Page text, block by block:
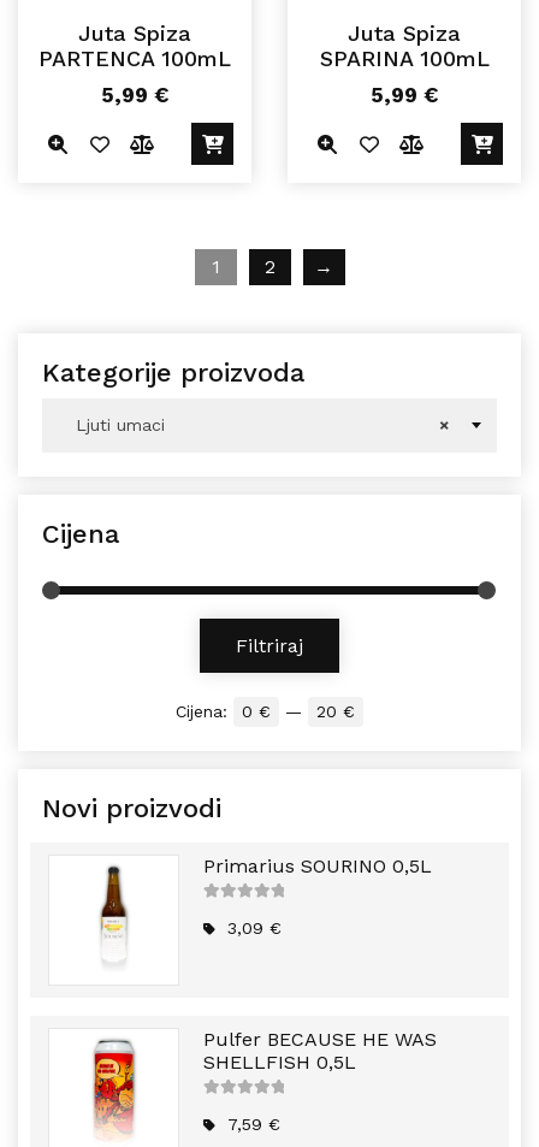
Juta Spiza
PARTENCA 100mL
5,99 €
Juta Spiza
SPARINA 100mL
5,99 €
1 2 →
Kategorije proizvoda
×
Ljuti umaci
Cijena
Filtriraj
Cijena: 0 € — 20 €
Novi proizvodi
Primarius SOURINO 0,5L
5
3,09€
Pulfer BECAUSE HE WAS
SHELLFISH 0,5L
5
7,59€